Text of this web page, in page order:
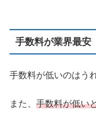
手数料が業界最安
手数料が低いのはう
また、 手数料が低い